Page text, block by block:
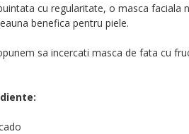
cu regularitate, o masca faciala
benefica pentru piele.
sa incercati masca de fata cu